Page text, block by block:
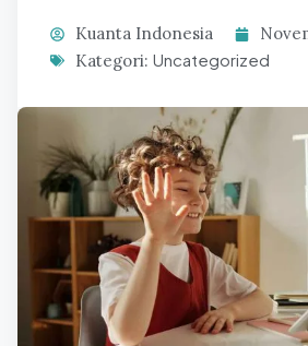
Kuanta Indonesia
Kategori: Uncategorized